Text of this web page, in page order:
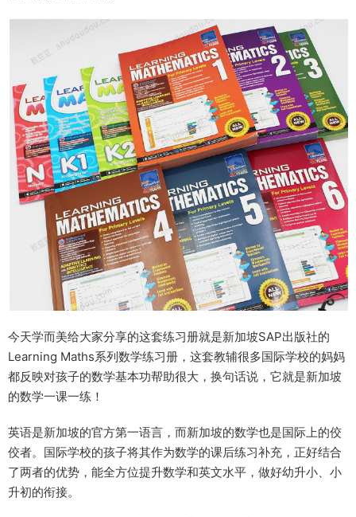
今天学而美给大家分享的这套练习册就是新加坡SAP出版社的
Learning Maths系列数学练习册 ， 这套教辅很多国际学校的妈妈
都反映对孩子的数学基本功帮助很大 ，换句话说，它就是新加坡
的数学一课一练！
英语是新加坡的官方第一语言，而新加坡的数学也是国际上的佼
佼者。 国际学校的孩子将其作为数学的课后练习补充，正好结合
了两者的优势，能全方位提升数学和英文水平， 做好幼升小、小
升初的衔接。